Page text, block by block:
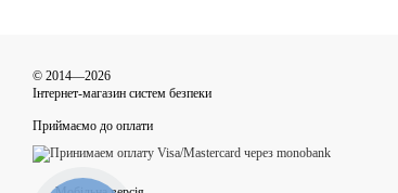
Вхідні
© 2014—2026
Інтернет-магазин систем безпеки
Приймаємо до оплати